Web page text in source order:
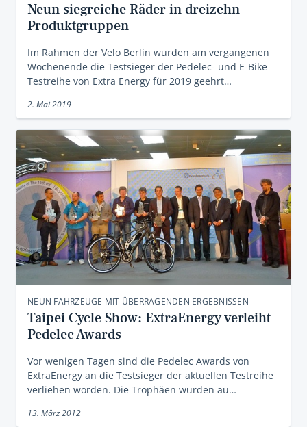
Neun siegreiche Räder in dreizehn
Produktgruppen
Im Rahmen der Velo Berlin wurden am vergangenen
Wochenende die Testsieger der Pedelec- und E-Bike
Testreihe von Extra Energy für 2019 geehrt…
2. Mai 2019
NEUN FAHRZEUGE MIT ÜBERRAGENDEN ERGEBNISSEN
Taipei Cycle Show: ExtraEnergy verleiht
Pedelec Awards
Vor wenigen Tagen sind die Pedelec Awards von
ExtraEnergy an die Testsieger der aktuellen Testreihe
verliehen worden. Die Trophäen wurden au…
13. März 2012